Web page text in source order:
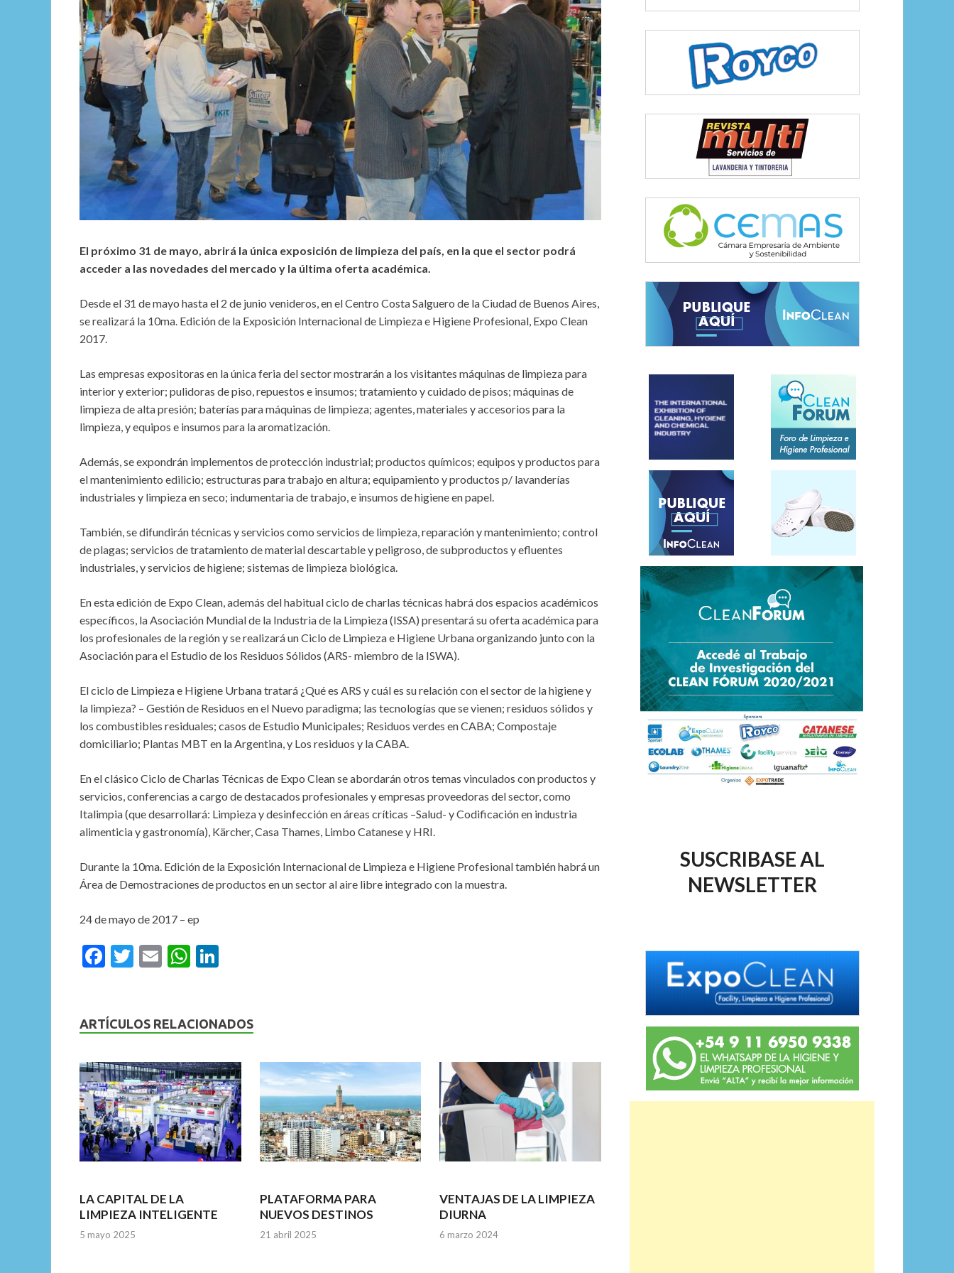
El próximo 31 de mayo, abrirá la única exposición de limpieza del país, en la que el sector podrá
acceder a las novedades del mercado y la última oferta académica.
Desde el 31 de mayo hasta el 2 de junio venideros, en el Centro Costa Salguero de la Ciudad de Buenos Aires,
se realizará la 10ma. Edición de la Exposición Internacional de Limpieza e Higiene Profesional, Expo Clean
2017.
Las empresas expositoras en la única feria del sector mostrarán a los visitantes máquinas de limpieza para
interior y exterior; pulidoras de piso, repuestos e insumos; tratamiento y cuidado de pisos; máquinas de
limpieza de alta presión; baterías para máquinas de limpieza; agentes, materiales y accesorios para la
limpieza, y equipos e insumos para la aromatización.
Además, se expondrán implementos de protección industrial; productos químicos; equipos y productos para
el mantenimiento edilicio; estructuras para trabajo en altura; equipamiento y productos p/ lavanderías
industriales y limpieza en seco; indumentaria de trabajo, e insumos de higiene en papel.
También, se difundirán técnicas y servicios como servicios de limpieza, reparación y mantenimiento; control
de plagas; servicios de tratamiento de material descartable y peligroso, de subproductos y efluentes
industriales, y servicios de higiene; sistemas de limpieza biológica.
En esta edición de Expo Clean, además del habitual ciclo de charlas técnicas habrá dos espacios académicos
específicos, la Asociación Mundial de la Industria de la Limpieza (ISSA) presentará su oferta académica para
los profesionales de la región y se realizará un Ciclo de Limpieza e Higiene Urbana organizando junto con la
Asociación para el Estudio de los Residuos Sólidos (ARS- miembro de la ISWA).
El ciclo de Limpieza e Higiene Urbana tratará ¿Qué es ARS y cuál es su relación con el sector de la higiene y
la limpieza? – Gestión de Residuos en el Nuevo paradigma; las tecnologías que se vienen; residuos sólidos y
los combustibles residuales; casos de Estudio Municipales; Residuos verdes en CABA; Compostaje
domiciliario; Plantas MBT en la Argentina, y Los residuos y la CABA.
En el clásico Ciclo de Charlas Técnicas de Expo Clean se abordarán otros temas vinculados con productos y
servicios, conferencias a cargo de destacados profesionales y empresas proveedoras del sector, como
Italimpia (que desarrollará: Limpieza y desinfección en áreas críticas –Salud- y Codificación en industria
alimenticia y gastronomía), Kärcher, Casa Thames, Limbo Catanese y HRI.
Durante la 10ma. Edición de la Exposición Internacional de Limpieza e Higiene Profesional también habrá un
Área de Demostraciones de productos en un sector al aire libre integrado con la muestra.
24 de mayo de 2017 – ep
F
b
o
k
T
er
E
l
W
s
p
p
dI
ARTÍCULOS RELACIONADOS
LA CAPITAL DE LA
LIMPIEZA INTELIGENTE
5 mayo 2025
PLATAFORMA PARA
NUEVOS DESTINOS
21 abril 2025
VENTAJAS DE LA LIMPIEZA
DIURNA
6 marzo 2024
SUSCRIBASE AL
NEWSLETTER